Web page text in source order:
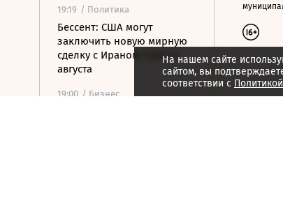
19:19 / Политика
Бессент: США могут
заключить новую мирную
сделку с Ираном 7 или 8
августа
19:00 / Бизнес
На нашем сайте
сайтом, вы
соответствии с